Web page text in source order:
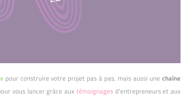
pour construire votre projet pas à pas, mais aussi unechaîne
vous lancer grâce aux témoignagesd'entrepreneurs et aux